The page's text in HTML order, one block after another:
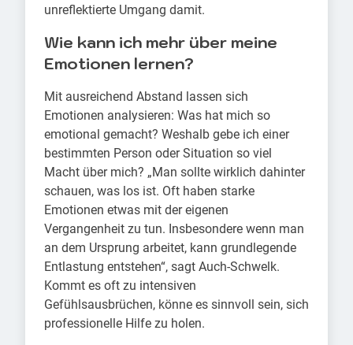
unreflektierte Umgang damit.
Wie kann ich mehr über meine
Emotionen lernen?
Mit ausreichend Abstand lassen sich
Emotionen analysieren: Was hat mich so
emotional gemacht? Weshalb gebe ich einer
bestimmten Person oder Situation so viel
Macht über mich? „Man sollte wirklich dahinter
schauen, was los ist. Oft haben starke
Emotionen etwas mit der eigenen
Vergangenheit zu tun. Insbesondere wenn man
an dem Ursprung arbeitet, kann grundlegende
Entlastung entstehen“, sagt Auch-Schwelk.
Kommt es oft zu intensiven
Gefühlsausbrüchen, könne es sinnvoll sein, sich
professionelle Hilfe zu holen.